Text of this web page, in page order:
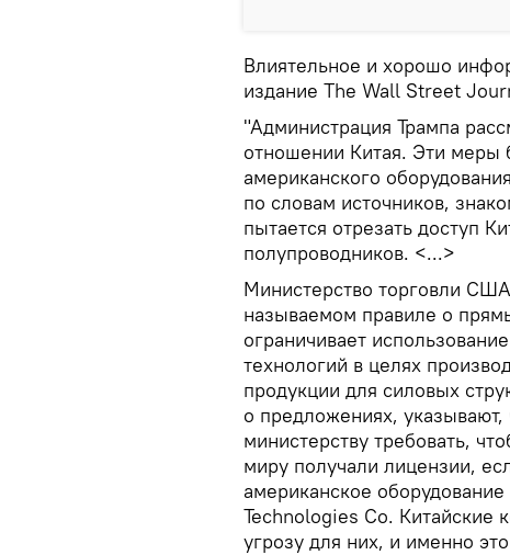
Влиятельное и хорошо
издание The Wall Street
"Администрация Трампа
отношении Китая. Эти меры
американского
по словам источников,
пытается отрезать доступ
полупроводников. <...>
Министерство торговли
называемом правиле о
ограничивает
технологий в целях
продукции для силовых
о предложениях,
министерству требовать,
миру получали лицензии,
американское
Technologies Co. Китайские
угрозу для них, и именно